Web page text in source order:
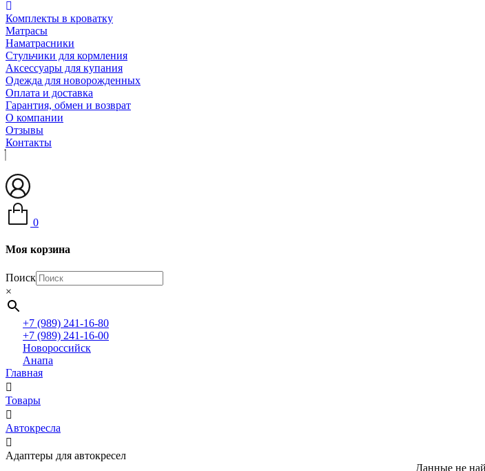
Комплекты в кроватку
Матрасы
Наматрасники
Стульчики для кормления
Аксессуары для купания
Одежда для новорожденных
Оплата и доставка
Гарантия, обмен и возврат
О компании
Отзывы
Контакты
0
Моя корзина
Поиск
×
+7 (989) 241-16-80
+7 (989) 241-16-00
Новороссийск
Анапа
Главная
Товары
Автокресла
Адаптеры для автокресел
Данные не